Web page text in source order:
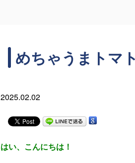
めちゃうまトマ
2025.02.02
はい、こんにちは！